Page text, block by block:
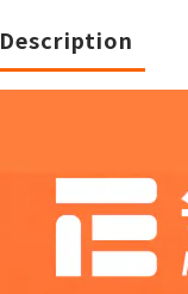
Description